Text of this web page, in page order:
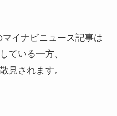
イナビニュース記事は
ている一方、
見されます。